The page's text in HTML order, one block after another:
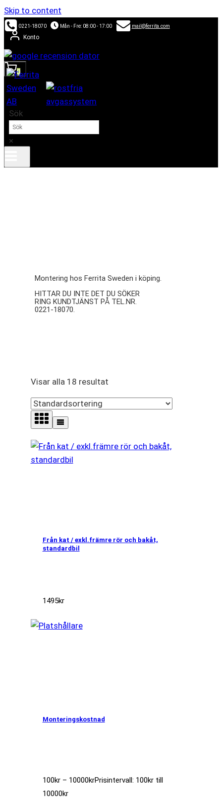
Skip to content
0221-18070 Mån - Fre: 08:00 - 17:00 mail@ferrita.com
Konto
0
Sök
×
Montering hos Ferrita Sweden i köping.
HITTAR DU INTE DET DU SÖKER
RING KUNDTJÄNST PÅ TEL.NR.
0221-18070.
Visar alla 18 resultat
Från kat / exkl.främre rör och bakåt,
standardbil
1495kr
Monteringskostnad
100kr – 10000krPrisintervall: 100kr till
10000kr